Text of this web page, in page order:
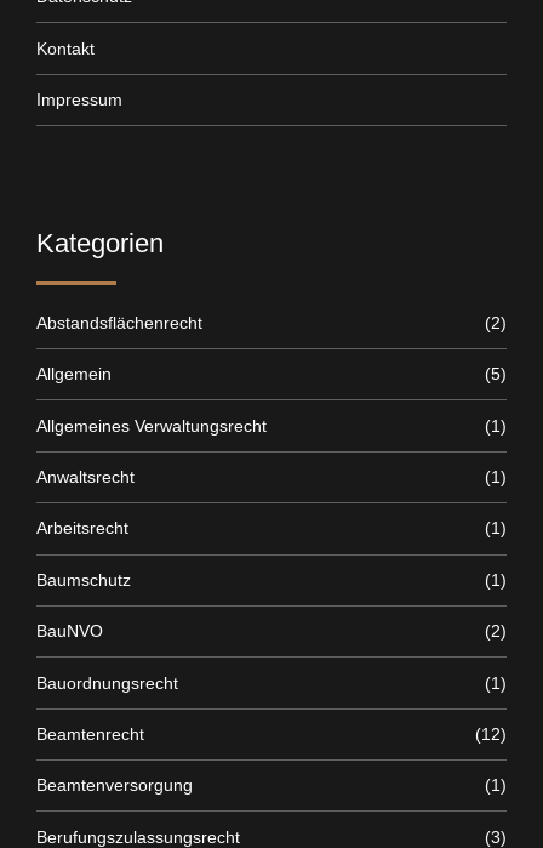
Kontakt
Impressum
Kategorien
Abstandsflächenrecht (2)
Allgemein (5)
Allgemeines Verwaltungsrecht (1)
Anwaltsrecht (1)
Arbeitsrecht (1)
Baumschutz (1)
BauNVO (2)
Bauordnungsrecht (1)
Beamtenrecht (12)
Beamtenversorgung (1)
Berufungszulassungsrecht (3)